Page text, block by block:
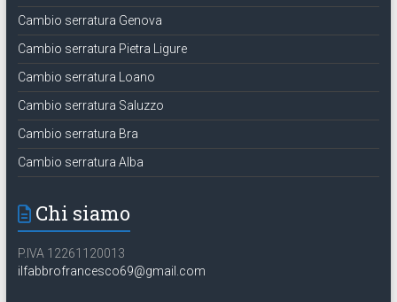
Cambio serratura Genova
Cambio serratura Pietra Ligure
Cambio serratura Loano
Cambio serratura Saluzzo
Cambio serratura Bra
Cambio serratura Alba
Chi siamo
P.IVA 12261120013
ilfabbrofrancesco69@gmail.com